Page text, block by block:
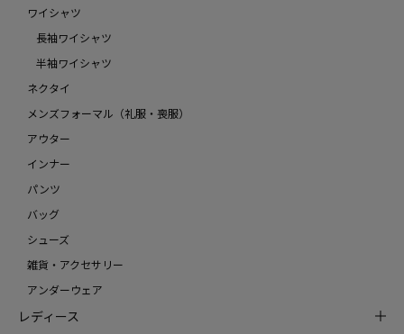
ワイシャツ
長袖ワイシャツ
半袖ワイシャツ
ネクタイ
メンズフォーマル（礼服・喪服）
アウター
インナー
パンツ
バッグ
シューズ
雑貨・アクセサリー
アンダーウェア
レディース